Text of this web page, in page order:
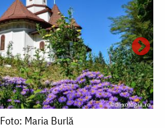
Foto: Maria Burlă